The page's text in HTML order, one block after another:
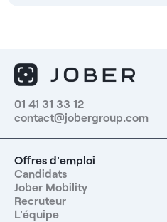
01 41 31 33 12
contact@jobergroup.com
Offres d'emploi
Candidats
Jober Mobility
Recruteur
L'équipe